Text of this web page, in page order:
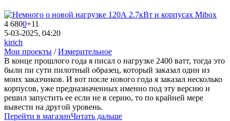
4 6800+11
5-03-2025, 04:20
kirich
Мои проекты /Измерительное
В конце прошлого года я писал о нагрузке 2400 ватт, тогда это
были пи сути пилотный образец, который заказал один из
моих заказчиков. И вот после нового года я заказал несколько
корпусов, уже предназначенных именно под эту версию и
решил запустить ее если не в серию, то по крайней мере
вывести на другой уровень.
Перейти в магазинЧитать дальше